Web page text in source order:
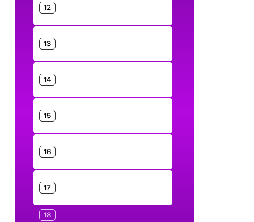
12
13
14
15
16
17
18